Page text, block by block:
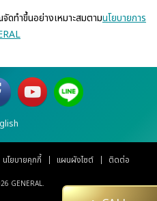
ดทำขึ้นอย่างเหมาะสมตามนโยบายการ
นโยบายคุกกี้ แผนผังไซต์ ติดต่อ
GENERAL.